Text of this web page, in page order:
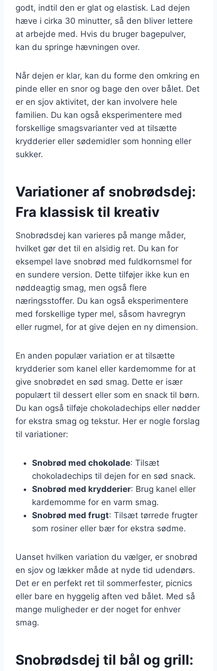
godt, indtil den er glat og elastisk. Lad dejen
hæve i cirka 30 minutter, så den bliver lettere
at arbejde med. Hvis du bruger bagepulver,
kan du springe hævningen over.
Når dejen er klar, kan du forme den omkring en
pinde eller en snor og bage den over bålet. Det
er en sjov aktivitet, der kan involvere hele
familien. Du kan også eksperimentere med
forskellige smagsvarianter ved at tilsætte
krydderier eller sødemidler som honning eller
sukker.
Variationer af snobrødsdej:
Fra klassisk til kreativ
Snobrødsdej kan varieres på mange måder,
hvilket gør det til en alsidig ret. Du kan for
eksempel lave snobrød med fuldkornsmel for
en sundere version. Dette tilføjer ikke kun en
nøddeagtig smag, men også flere
næringsstoffer. Du kan også eksperimentere
med forskellige typer mel, såsom havregryn
eller rugmel, for at give dejen en ny dimension.
En anden populær variation er at tilsætte
krydderier som kanel eller kardemomme for at
give snobrødet en sød smag. Dette er især
populært til dessert eller som en snack til børn.
Du kan også tilføje chokoladechips eller nødder
for ekstra smag og tekstur. Her er nogle forslag
til variationer:
Snobrød med chokolade: Tilsæt
chokoladechips til dejen for en sød snack.
Snobrød med krydderier: Brug kanel eller
kardemomme for en varm smag.
Snobrød med frugt: Tilsæt tørrede frugter
som rosiner eller bær for ekstra sødme.
Uanset hvilken variation du vælger, er snobrød
en sjov og lækker måde at nyde tid udendørs.
Det er en perfekt ret til sommerfester, picnics
eller bare en hyggelig aften ved bålet. Med så
mange muligheder er der noget for enhver
smag.
Snobrødsdej til bål og grill: